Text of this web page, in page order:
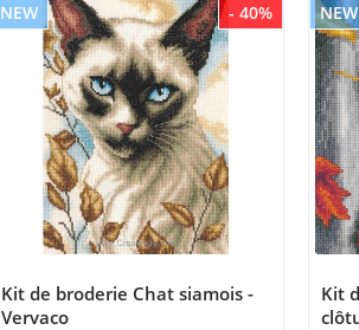
- 40%
NEW
Kit de broderie Chat siamois -
Vervaco
NEW
Kit